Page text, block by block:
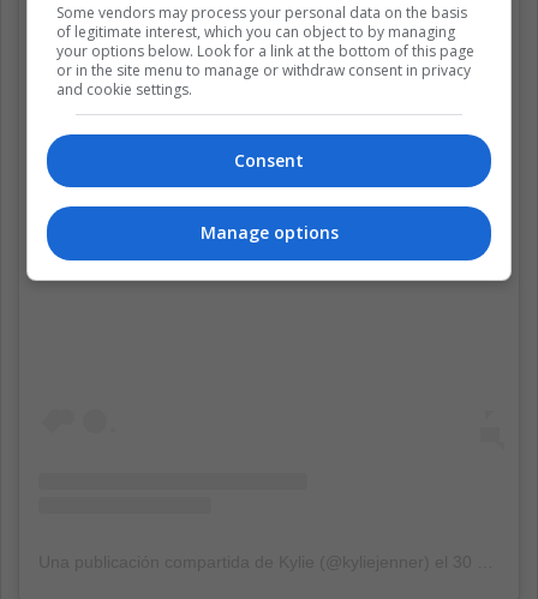
Ver esta publicación en Instagram
Some vendors may process your personal data on the basis
of legitimate interest, which you can object to by managing
your options below. Look for a link at the bottom of this page
or in the site menu to manage or withdraw consent in privacy
and cookie settings.
Consent
Manage options